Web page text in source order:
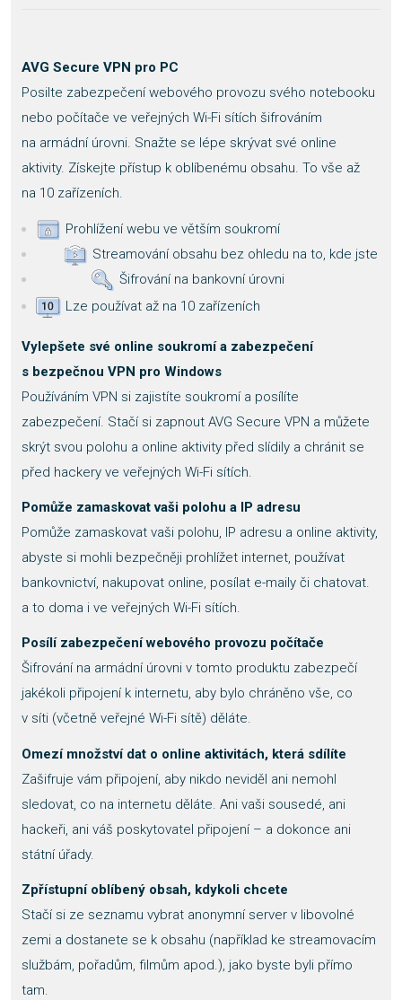
AVG Secure VPN pro PC
Posilte zabezpečení webového provozu svého notebooku
nebo počítače ve veřejných Wi-Fi sítích šifrováním
na armádní úrovni. Snažte se lépe skrývat své online
aktivity. Získejte přístup k oblíbenému obsahu. To vše až
na 10 zařízeních.
Prohlížení webu ve větším soukromí
Streamování obsahu bez ohledu na to, kde jste
Šifrování na bankovní úrovni
Lze používat až na 10 zařízeních
Vylepšete své online soukromí a zabezpečení
s bezpečnou VPN pro Windows
Používáním VPN si zajistíte soukromí a posílíte
zabezpečení. Stačí si zapnout AVG Secure VPN a můžete
skrýt svou polohu a online aktivity před slídily a chránit se
před hackery ve veřejných Wi-Fi sítích.
Pomůže zamaskovat vaši polohu a IP adresu
Pomůže zamaskovat vaši polohu, IP adresu a online aktivity,
abyste si mohli bezpečněji prohlížet internet, používat
bankovnictví, nakupovat online, posílat e-maily či chatovat.
a to doma i ve veřejných Wi-Fi sítích.
Posílí zabezpečení webového provozu počítače
Šifrování na armádní úrovni v tomto produktu zabezpečí
jakékoli připojení k internetu, aby bylo chráněno vše, co
v síti (včetně veřejné Wi-Fi sítě) děláte.
Omezí množství dat o online aktivitách, která sdílíte
Zašifruje vám připojení, aby nikdo neviděl ani nemohl
sledovat, co na internetu děláte. Ani vaši sousedé, ani
hackeři, ani váš poskytovatel připojení – a dokonce ani
státní úřady.
Zpřístupní oblíbený obsah, kdykoli chcete
Stačí si ze seznamu vybrat anonymní server v libovolné
zemi a dostanete se k obsahu (například ke streamovacím
službám, pořadům, filmům apod.), jako byste byli přímo
tam.